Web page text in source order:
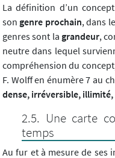
La définition d’un
son genre prochain, dans
genres sont la grandeur,
neutre dans lequel
compréhension du
F. Wolff en énumère 7 au
dense, irréversible,
Une carte
temps
Au fur et à mesure de ses